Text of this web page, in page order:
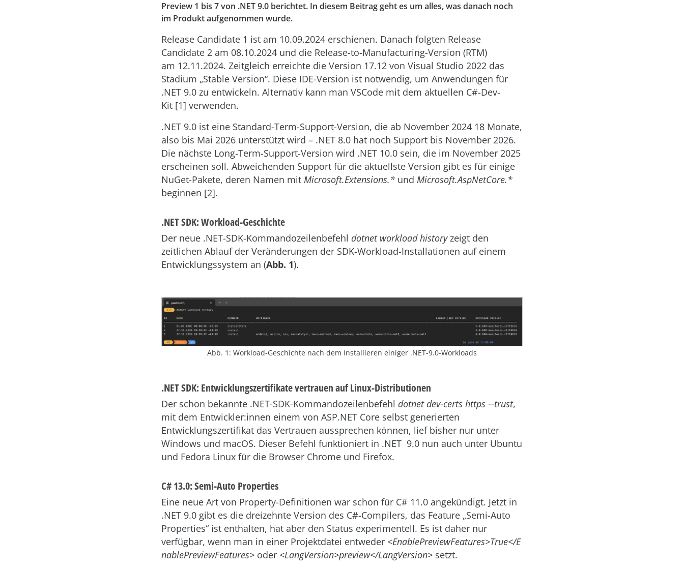
Preview 1 bis 7 von .NET 9.0 berichtet. In diesem Beitrag geht es um alles, was danach noch
im Produkt aufgenommen wurde.
Release Candidate 1 ist am 10.09.2024 erschienen. Danach folgten Release
Candidate 2 am 08.10.2024 und die Release-to-Manufacturing-Version (RTM)
am 12.11.2024. Zeitgleich erreichte die Version 17.12 von Visual Studio 2022 das
Stadium „Stable Version“. Diese IDE-Version ist notwendig, um Anwendungen für
.NET 9.0 zu entwickeln. Alternativ kann man VSCode mit dem aktuellen C#-Dev-
Kit [1] verwenden.
.NET 9.0 ist eine Standard-Term-Support-Version, die ab November 2024 18 Monate,
also bis Mai 2026 unterstützt wird – .NET 8.0 hat noch Support bis November 2026.
Die nächste Long-Term-Support-Version wird .NET 10.0 sein, die im November 2025
erscheinen soll. Abweichenden Support für die aktuellste Version gibt es für einige
NuGet-Pakete, deren Namen mit Microsoft.Extensions.* und Microsoft.AspNetCore.*
beginnen [2].
.NET SDK: Workload-Geschichte
Der neue .NET-SDK-Kommandozeilenbefehl dotnet workload historyzeigt den
zeitlichen Ablauf der Veränderungen der SDK-Workload-Installationen auf einem
Entwicklungssystem an (Abb. 1).
Abb. 1: Workload-Geschichte nach dem Installieren einiger .NET-9.0-Workloads
.NET SDK: Entwicklungszertifikate vertrauen auf Linux-Distributionen
Der schon bekannte .NET-SDK-Kommandozeilenbefehl dotnet dev-certs https --trust,
mit dem Entwickler:innen einem von ASP.NET Core selbst generierten
Entwicklungszertifikat das Vertrauen aussprechen können, lief bisher nur unter
Windows und macOS. Dieser Befehl funktioniert in .NET 9.0 nun auch unter Ubuntu
und Fedora Linux für die Browser Chrome und Firefox.
C# 13.0: Semi-Auto Properties
Eine neue Art von Property-Definitionen war schon für C# 11.0 angekündigt. Jetzt in
.NET 9.0 gibt es die dreizehnte Version des C#-Compilers, das Feature „Semi-Auto
Properties“ ist enthalten, hat aber den Status experimentell. Es ist daher nur
verfügbar, wenn man in einer Projektdatei entweder <EnablePreviewFeatures>True</E
nablePreviewFeatures> oder <LangVersion>preview</LangVersion> setzt.